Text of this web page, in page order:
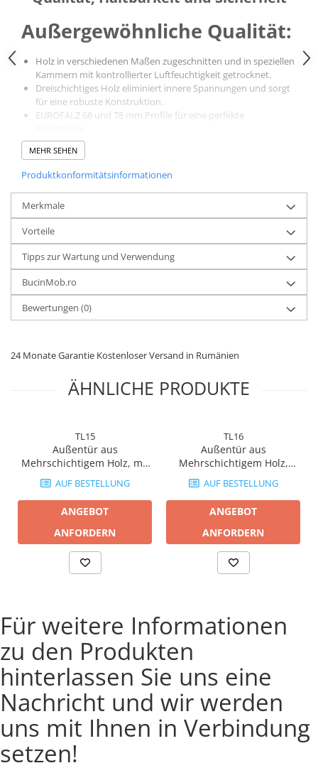
Außergewöhnliche Qualität:
Holz in verschiedenen Maßen zugeschnitten und in speziellen
Kammern mit kontrollierter Luftfeuchtigkeit getrocknet.
Dreischichtiges Holz eliminiert innere Spannungen und sorgt
für eine robuste Konstruktion.
EUROFALZ 68 und 78 mm Profile für eine perfekte
Haltbarkeit und Leistung:
lackiert.
Witterungs- und UV-beständig.
Perfekte Abdichtung des Glases mit neutralem Silikon.
Sicherheit und Individualisierung:
Deutschland.
Dichter Verschluss mit zwei umlaufenden Dichtungen und
zweifarbig.
Wärmedurchgangskoeffizienten K=1,1 W/m²K.
Glasoptionen: sandgestrahlt, mit Ornamenten, ESG usw.
MEHR SEHEN
Produktkonformitätsinformationen
Merkmale
Vorteile
Tipps zur Wartung und Verwendung
BucinMob.ro
Bewertungen (0)
24 Monate Garantie Kostenloser Versand in Rumänien
ÄHNLICHE PRODUKTE
TL15
Außentür aus
Mehrschichtigem Holz, mit
Epoxidharz, Modell 37
Bucin Mob
AUF BESTELLUNG
ANGEBOT
ANFORDERN
TL16
Außentür aus
Mehrschichtigem Holz,
Masse Modell 1 Bucin Mob
AUF BESTELLUNG
ANGEBOT
ANFORDERN
Für weitere Informationen
zu den Produkten
hinterlassen Sie uns eine
Nachricht und wir werden
uns mit Ihnen in Verbindung
setzen!